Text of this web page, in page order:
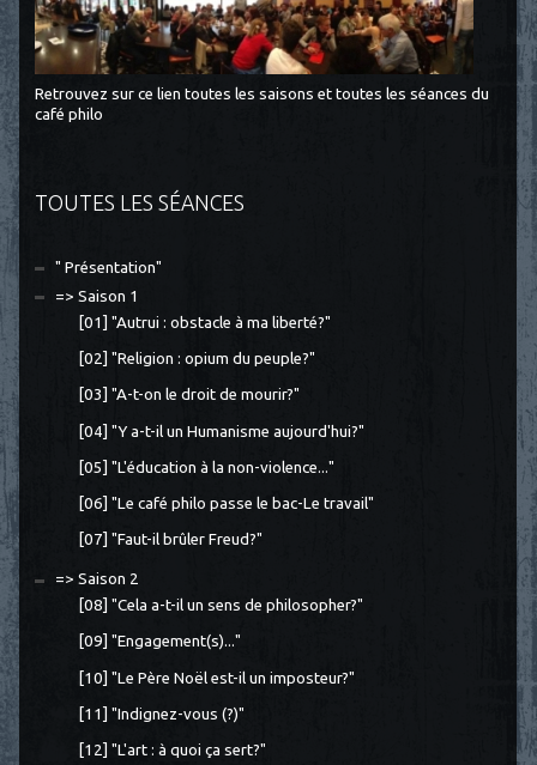
Retrouvez sur ce lien toutes les saisons et toutes les séances du
café philo
TOUTES LES SÉANCES
" Présentation"
=> Saison 1
[01] "Autrui : obstacle à ma liberté?"
[02] "Religion : opium du peuple?"
[03] "A-t-on le droit de mourir?"
[04] "Y a-t-il un Humanisme aujourd'hui?"
[05] "L'éducation à la non-violence..."
[06] "Le café philo passe le bac-Le travail"
[07] "Faut-il brûler Freud?"
=> Saison 2
[08] "Cela a-t-il un sens de philosopher?"
[09] "Engagement(s)..."
[10] "Le Père Noël est-il un imposteur?"
[11] "Indignez-vous (?)"
[12] "L'art : à quoi ça sert?"